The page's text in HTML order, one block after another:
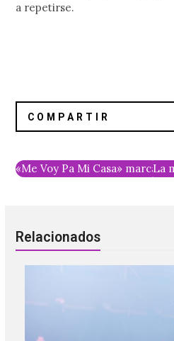
a repetirse.
«Me Voy Pa Mi Casa» marca
La
Relacionados